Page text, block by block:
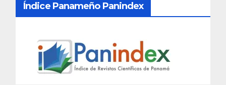
Índice Panameño Panindex